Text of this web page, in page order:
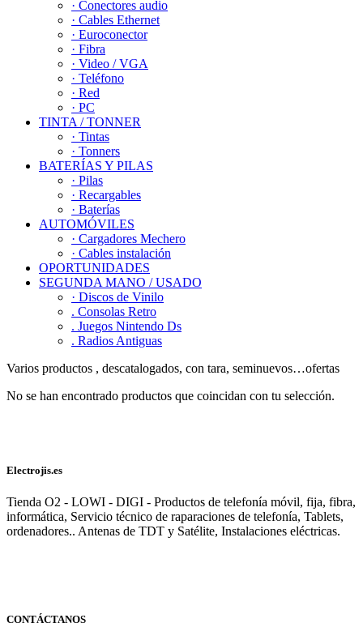
· Conectores audio
· Cables Ethernet
· Euroconector
· Fibra
· Video / VGA
· Teléfono
· Red
· PC
TINTA / TONNER
· Tintas
· Tonners
BATERÍAS Y PILAS
· Pilas
· Recargables
· Baterías
AUTOMÓVILES
· Cargadores Mechero
· Cables instalación
OPORTUNIDADES
SEGUNDA MANO / USADO
· Discos de Vinilo
. Consolas Retro
. Juegos Nintendo Ds
. Radios Antiguas
Varios productos , descatalogados, con tara, seminuevos…ofertas
No se han encontrado productos que coincidan con tu selección.
Electrojis.es
Tienda O2 - LOWI - DIGI - Productos de telefonía móvil, fija, fibra,
informática, Servicio técnico de raparaciones de telefonía, Tablets,
ordenadores.. Antenas de TDT y Satélite, Instalaciones eléctricas.
CONTÁCTANOS